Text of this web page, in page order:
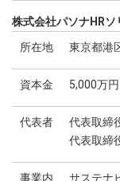
株式会社パソナHRソ
所在地
東京都港
資本金 5,000万円
代表者
代表取
代表取
事業内
サステナ